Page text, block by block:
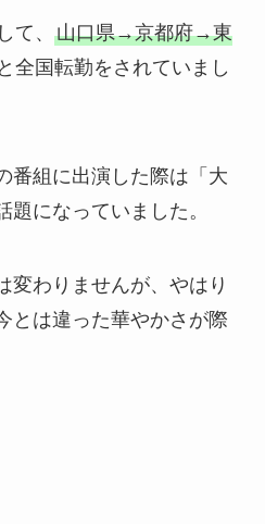
て、 山口県→京都府→東
全国転勤をされていまし
番組に出演した際は「大
題になっていました。
変わりませんが、やはり
とは違った華やかさが際